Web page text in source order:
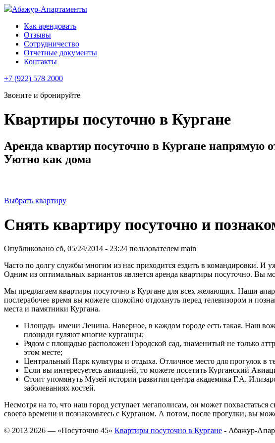
Абажур-Апартаменты
Как арендовать
Отзывы
Сотрудничество
Отчетные документы
Контакты
+7 (922) 578 2000
Звоните и бронируйте
Квартиры посуточно в Кургане
Аренда квартир посуточно в Кургане напрямую
Уютно как дома
Выбрать квартиру
Снять квартиру посуточно и
Опубликовано сб, 05/24/2014 - 23:24 пользователем main
Часто по долгу службы многим из нас приходится ездить в командировки. И
Одним из оптимальных вариантов является аренда квартиры посуточно. Вы
Мы предлагаем квартиры посуточно в Кургане для всех желающих. Наши
послерабочее время вы можете спокойно отдохнуть перед телевизором и
места и памятники Кургана.
Площадь имени Ленина. Наверное, в каждом городе есть такая. Наш
площади гуляют многие курганцы;
Рядом с площадью расположен Городской сад, знаменитый не только
этом месте;
Центральный Парк культуры и отдыха. Отличное место для прогулок в
Если вы интересуетесь авиацией, то можете посетить Курганский
Стоит упомянуть Музей истории развития центра академика Г.А.
заболеваниях костей.
Несмотря на то, что наш город уступает мегаполисам, он может
своего времени и познакомьтесь с Курганом. А потом, после прогулки, вы
© 2013 2026 — «Посуточно 45» Квартиры посуточно в Кургане - Абажур-